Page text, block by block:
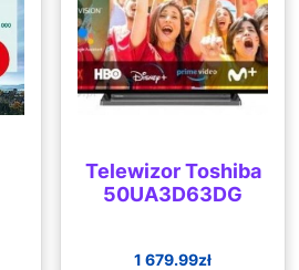
Telewizor Toshiba
50UA3D63DG
1 679.99zł